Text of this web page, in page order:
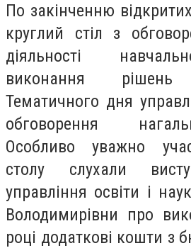
По закінченню
круглий стіл з
діяльності
виконання рішень
Тематичного дня
обговорення
Особливо уважно
столу слухали
управління освіти і
Володимирівни про
році додаткові кошти з